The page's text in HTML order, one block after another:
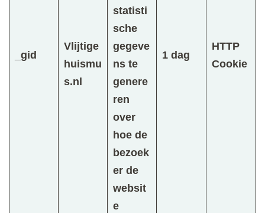
_gid
Vlijtige
huismu
s.nl
statisti
sche
gegeve
ns te
genere
ren
over
hoe de
bezoek
er de
websit
e
1 dag
HTTP
Cookie